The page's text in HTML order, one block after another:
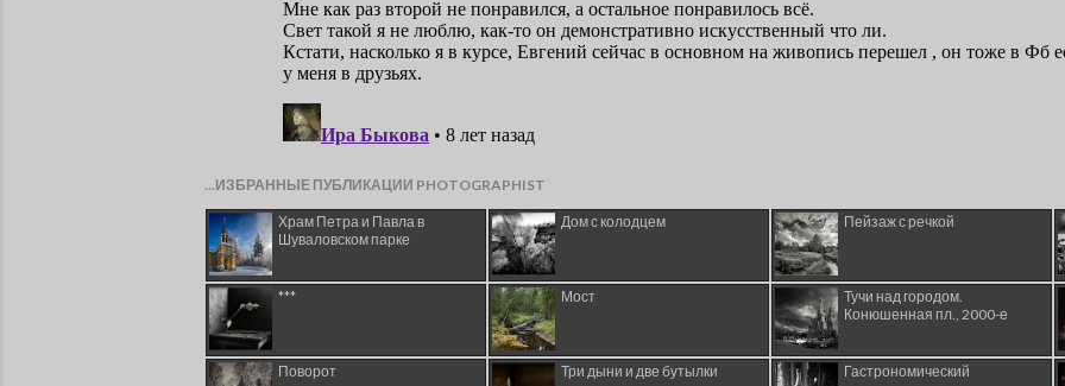
...ИЗБРАННЫЕ ПУБЛИКАЦИИ PHOTOGRAPHIST
Храм Петра и Павла в
Шуваловском парке
Дом с колодцем Пейзаж с речкой
*** Мост
Тучи над городом.
Конюшенная пл., 2000-е
Поворот Три дыни и две бутылки Гастрономический